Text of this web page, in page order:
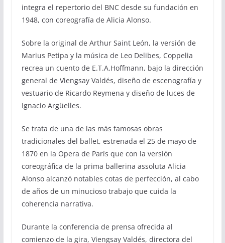
integra el repertorio del BNC desde su fundación en
1948, con coreografía de Alicia Alonso.
Sobre la original de Arthur Saint León, la versión de
Marius Petipa y la música de Leo Delibes, Coppelia
recrea un cuento de E.T.A.Hoffmann, bajo la dirección
general de Viengsay Valdés, diseño de escenografía y
vestuario de Ricardo Reymena y diseño de luces de
Ignacio Argüelles.
Se trata de una de las más famosas obras
tradicionales del ballet, estrenada el 25 de mayo de
1870 en la Opera de París que con la versión
coreográfica de la prima ballerina assoluta Alicia
Alonso alcanzó notables cotas de perfección, al cabo
de años de un minucioso trabajo que cuida la
coherencia narrativa.
Durante la conferencia de prensa ofrecida al
comienzo de la gira, Viengsay Valdés, directora del